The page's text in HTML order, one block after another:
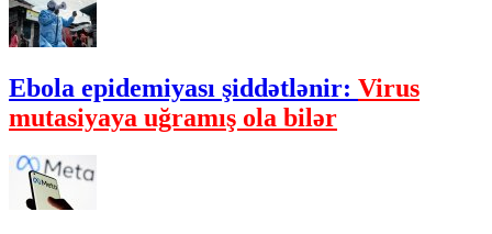
Ebola epidemiyası şiddətlənir: Virus
mutasiyaya uğramış ola bilər